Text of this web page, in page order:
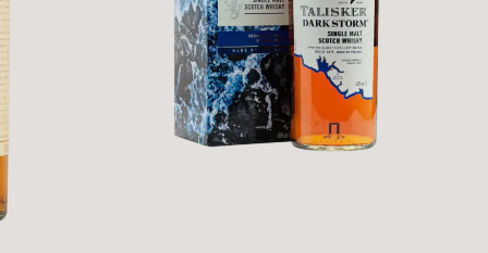
khô, mật ong và chút gia vị ấm áp.
nhất, mang đến hương vị mật ong, nho khô, vỏ cam và chút vị
tế, thanh tao cho rượu. Sau khi chưng cất, rượu được ủ trong